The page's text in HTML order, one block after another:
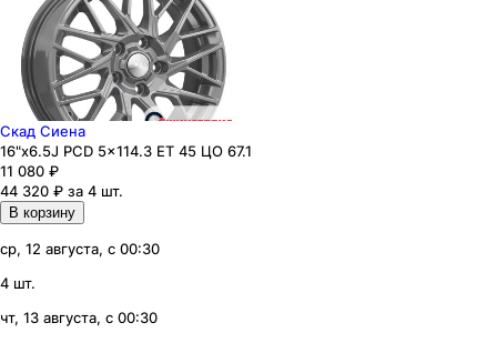
Скад Сиена
16"x6.5J PCD 5x114.3 ЕТ 45 ЦО 67.1
11 080 ₽
44 320 ₽ за 4 шт.
В корзину
ср, 12 августа, с 00:30
4 шт.
чт, 13 августа, с 00:30